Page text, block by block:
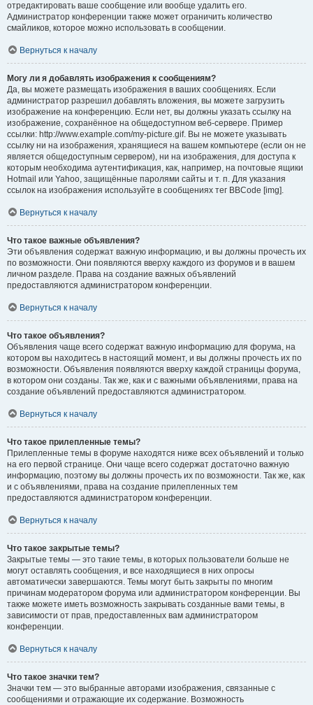
отредактировать ваше сообщение или вообще удалить его.
Администратор конференции также может ограничить количество
смайликов, которое можно использовать в сообщении.
Вернуться к началу
Могу ли я добавлять изображения к сообщениям?
Да, вы можете размещать изображения в ваших сообщениях. Если
администратор разрешил добавлять вложения, вы можете загрузить
изображение на конференцию. Если нет, вы должны указать ссылку на
изображение, сохранённое на общедоступном веб-сервере. Пример
ссылки: http://www.example.com/my-picture.gif. Вы не можете указывать
ссылку ни на изображения, хранящиеся на вашем компьютере (если он не
является общедоступным сервером), ни на изображения, для доступа к
которым необходима аутентификация, как, например, на почтовые ящики
Hotmail или Yahoo, защищённые паролями сайты и т. п. Для указания
ссылок на изображения используйте в сообщениях тег BBCode [img].
Вернуться к началу
Что такое важные объявления?
Эти объявления содержат важную информацию, и вы должны прочесть их
по возможности. Они появляются вверху каждого из форумов и в вашем
личном разделе. Права на создание важных объявлений
предоставляются администратором конференции.
Вернуться к началу
Что такое объявления?
Объявления чаще всего содержат важную информацию для форума, на
котором вы находитесь в настоящий момент, и вы должны прочесть их по
возможности. Объявления появляются вверху каждой страницы форума,
в котором они созданы. Так же, как и с важными объявлениями, права на
создание объявлений предоставляются администратором.
Вернуться к началу
Что такое прилепленные темы?
Прилепленные темы в форуме находятся ниже всех объявлений и только
на его первой странице. Они чаще всего содержат достаточно важную
информацию, поэтому вы должны прочесть их по возможности. Так же, как
и с объявлениями, права на создание прилепленных тем
предоставляются администратором конференции.
Вернуться к началу
Что такое закрытые темы?
Закрытые темы — это такие темы, в которых пользователи больше не
могут оставлять сообщения, и все находящиеся в них опросы
автоматически завершаются. Темы могут быть закрыты по многим
причинам модератором форума или администратором конференции. Вы
также можете иметь возможность закрывать созданные вами темы, в
зависимости от прав, предоставленных вам администратором
конференции.
Вернуться к началу
Что такое значки тем?
Значки тем — это выбранные авторами изображения, связанные с
сообщениями и отражающие их содержание. Возможность